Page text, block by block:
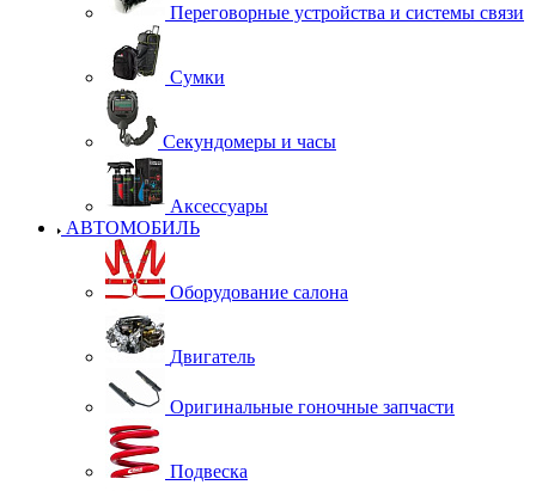
Переговорные устройства и системы связи
Сумки
Секундомеры и часы
Аксессуары
АВТОМОБИЛЬ
Оборудование салона
Двигатель
Оригинальные гоночные запчасти
Подвеска